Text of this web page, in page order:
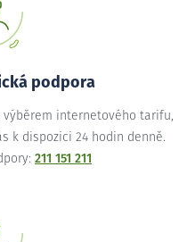
podpora
internetového tarifu,
k dispozici 24 hodin denně.
211 151 211